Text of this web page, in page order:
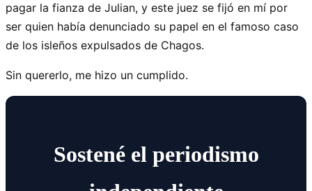
pagar la fianza de Julian, y este juez se fijó en mí por
ser quien había denunciado su papel en el famoso caso
de los isleños expulsados de Chagos.
Sin quererlo, me hizo un cumplido.
Sostené el periodismo